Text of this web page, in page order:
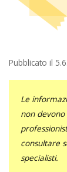
Pubblicato il
Le
non
consultare
specialisti.